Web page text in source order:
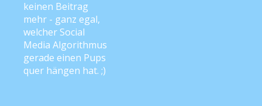
keinen Beitrag
mehr - ganz egal,
welcher Social
Media Algorithmus
gerade einen Pups
quer hängen hat. ;)
Best of
Cat-Content
Corona
Die Frau des Radfahrers